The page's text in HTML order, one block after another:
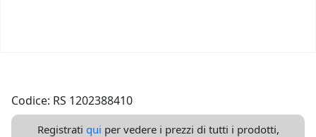
Codice: RS 1202388410
Registrati qui per vedere i prezzi di tutti i prodotti,